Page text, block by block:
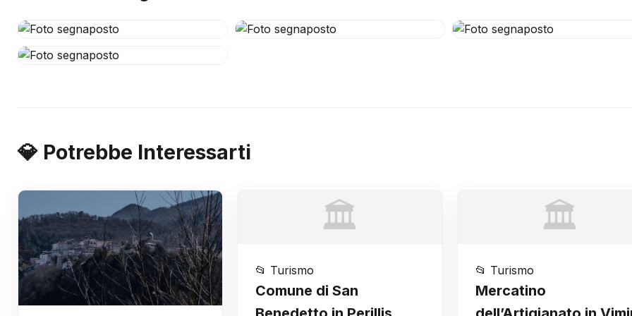
💎 Potrebbe Interessarti
🏛️
📂 Turismo
Comune di San
🏛️
📂 Turismo
Mercatino